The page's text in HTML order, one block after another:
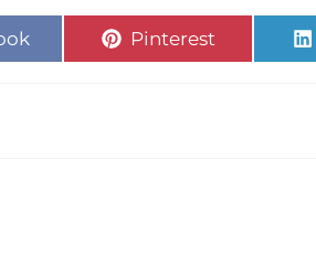
Pinterest